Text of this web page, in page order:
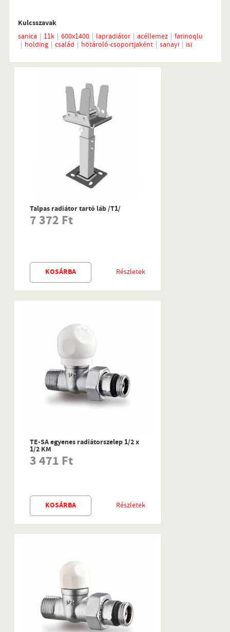
Kulcsszavak
sanica
11k 600x1400 lapradiátor acéllemez fatinoqlu
holding család hötároló-csoportjaként sanayi isi
Talpas radiátor tartó láb /T1/
7 372 Ft
Részletek
KOSÁRBA
TE-SA egyenes radiátorszelep 1/2 x
1/2 KM
3 471 Ft
Részletek
KOSÁRBA